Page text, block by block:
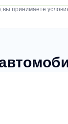
вы принимаете